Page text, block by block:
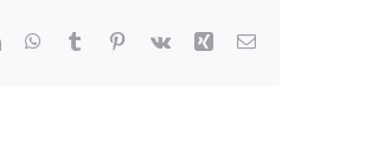
LinkedInWhatsApp
Tumblr Pinterest
Vk Xing Correo